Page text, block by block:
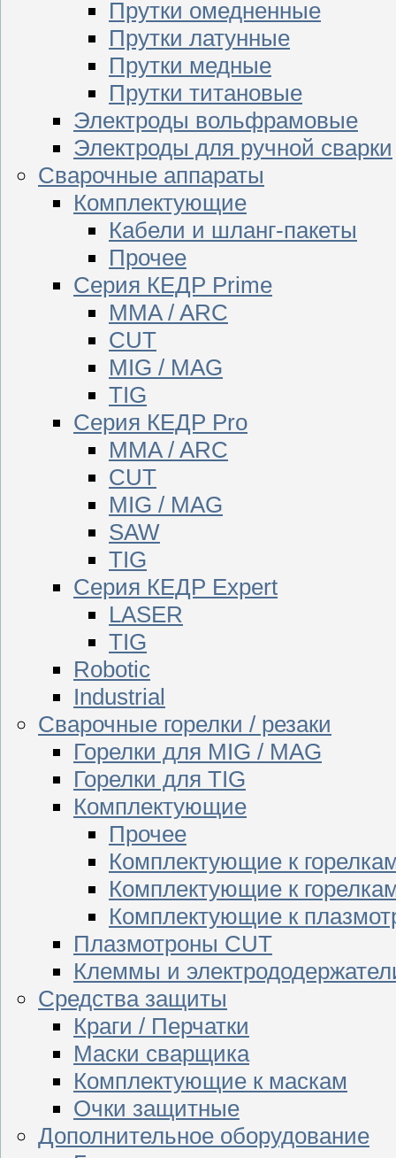
Прутки омедненные
Прутки латунные
Прутки медные
Прутки титановые
Электроды вольфрамовые
Электроды для ручной сварки
Сварочные аппараты
Комплектующие
Кабели и шланг-пакеты
Прочее
Серия КЕДР Prime
MMA / ARC
CUT
MIG / MAG
TIG
Серия КЕДР Pro
MMA / ARC
CUT
MIG / MAG
SAW
TIG
Серия КЕДР Expert
LASER
TIG
Robotic
Industrial
Сварочные горелки / резаки
Горелки для MIG / MAG
Горелки для TIG
Комплектующие
Прочее
Комплектующие к
Комплектующие к
Комплектующие к
Плазмотроны CUT
Клеммы и
Средства защиты
Краги / Перчатки
Маски сварщика
Комплектующие к маскам
Очки защитные
Дополнительное оборудование